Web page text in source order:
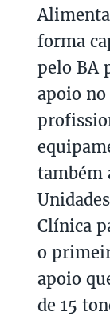
forma
pelo BA
apoio no
também
Clínica
o
apoio
de 15